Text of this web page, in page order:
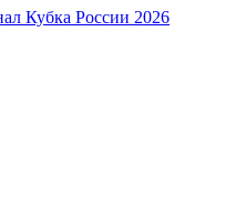
Кубка России 2026